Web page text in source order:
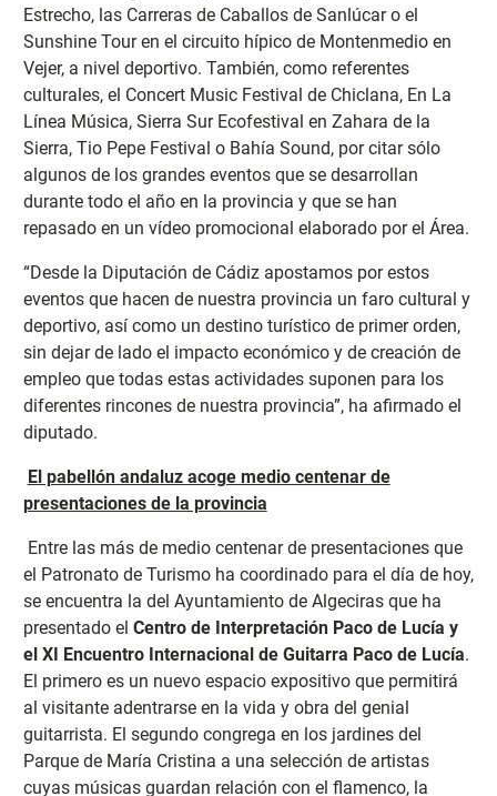
Estrecho, las Carreras de Caballos de Sanlúcar o el
Sunshine Tour en el circuito hípico de Montenmedio en
Vejer, a nivel deportivo. También, como referentes
culturales, el Concert Music Festival de Chiclana, En La
Línea Música, Sierra Sur Ecofestival en Zahara de la
Sierra, Tio Pepe Festival o Bahía Sound, por citar sólo
algunos de los grandes eventos que se desarrollan
durante todo el año en la provincia y que se han
repasado en un vídeo promocional elaborado por el Área.
“Desde la Diputación de Cádiz apostamos por estos
eventos que hacen de nuestra provincia un faro cultural y
deportivo, así como un destino turístico de primer orden,
sin dejar de lado el impacto económico y de creación de
empleo que todas estas actividades suponen para los
diferentes rincones de nuestra provincia”, ha afirmado el
diputado.
El pabellón andaluz acoge medio centenar de
presentaciones de la provincia
Entre las más de medio centenar de presentaciones que
el Patronato de Turismo ha coordinado para el día de hoy,
se encuentra la del Ayuntamiento de Algeciras que ha
presentado el Centro de Interpretación Paco de Lucía y
el XI Encuentro Internacional de Guitarra Paco de Lucía.
El primero es un nuevo espacio expositivo que permitirá
al visitante adentrarse en la vida y obra del genial
guitarrista. El segundo congrega en los jardines del
Parque de María Cristina a una selección de artistas
cuyas músicas guardan relación con el flamenco, la